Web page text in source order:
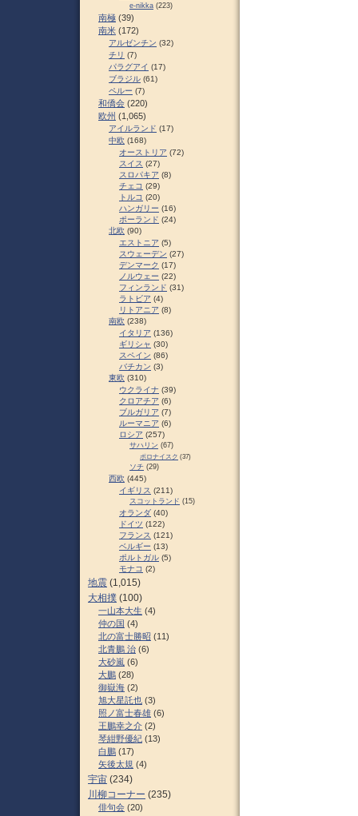
e-nikka (223)
南極 (39)
南米 (172)
アルゼンチン (32)
チリ (7)
パラグアイ (17)
ブラジル (61)
ペルー (7)
和僑会 (220)
欧州 (1,065)
アイルランド (17)
中欧 (168)
オーストリア (72)
スイス (27)
スロパキア (8)
チェコ (29)
トルコ (20)
ハンガリー (16)
ポーランド (24)
北欧 (90)
エストニア (5)
スウェーデン (27)
デンマーク (17)
ノルウェー (22)
フィンランド (31)
ラトビア (4)
リトアニア (8)
南欧 (238)
イタリア (136)
ギリシャ (30)
スペイン (86)
バチカン (3)
東欧 (310)
ウクライナ (39)
クロアチア (6)
ブルガリア (7)
ルーマニア (6)
ロシア (257)
サハリン (67)
ポロナイスク (37)
ソチ (29)
西欧 (445)
イギリス (211)
スコットランド (15)
オランダ (40)
ドイツ (122)
フランス (121)
ベルギー (13)
ポルトガル (5)
モナコ (2)
地震 (1,015)
大相撲 (100)
一山本大生 (4)
仲の国 (4)
北の富士勝昭 (11)
北青鵬 治 (6)
大砂嵐 (6)
大鵬 (28)
御嶽海 (2)
旭大星託也 (3)
照ノ富士春雄 (6)
王鵬幸之介 (2)
琴紺野優紀 (13)
白鵬 (17)
矢後太規 (4)
宇宙 (234)
川柳コーナー (235)
俳句会 (20)